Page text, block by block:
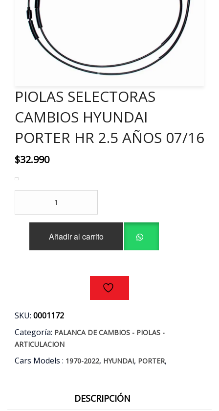
PIOLAS SELECTORAS
CAMBIOS HYUNDAI
PORTER HR 2.5 AÑOS 07/16
$32.990
SELECTORAS
CAMBIOS
HYUNDAI
Añadir al carrito
SKU: 0001172
Categoría: PALANCA DE CAMBIOS - PIOLAS -
ARTICULACION
Cars Models : 1970-2022, HYUNDAI, PORTER,
DESCRIPCIÓN